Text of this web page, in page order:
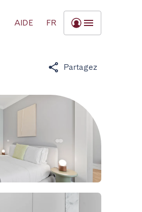
AIDE FR
Partagez